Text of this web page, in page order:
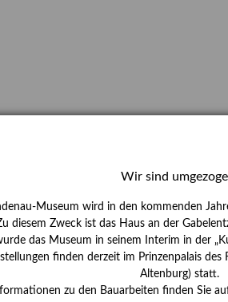
Wir sind
Museum wird in den kommenden
diesem Zweck ist das Haus an der
das Museum in seinem Interim in der
finden derzeit im Prinzenpalais des
Altenburg) statt.
zu den Bauarbeiten finden Sie